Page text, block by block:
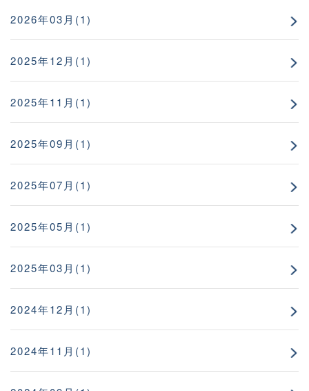
2026年03月(1)
2025年12月(1)
2025年11月(1)
2025年09月(1)
2025年07月(1)
2025年05月(1)
2025年03月(1)
2024年12月(1)
2024年11月(1)